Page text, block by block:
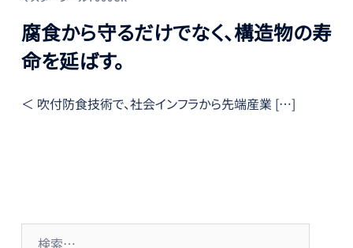
腐食から守るだけでなく、構造物の寿
命を延ばす。
＜ 吹付防食技術で、社会インフラから先端産業 […]